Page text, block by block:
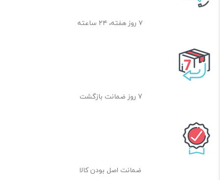
۷ روز هفته، ۲۴ ساعته
7 روز ضمانت بازگشت
ضمانت اصل بودن کالا